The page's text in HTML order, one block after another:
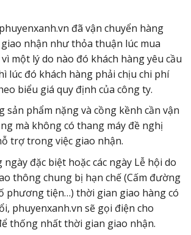
đã vận chuyển hàng
nhận như thỏa thuận lúc mua
một lý do nào đó khách hàng yêu cầu
lúc đó khách hàng phải chịu chi phí
biểu giá quy định của công ty.
sản phẩm nặng và cồng kềnh cần vận
mà không có thang máy đề nghị
trợ trong việc giao nhận.
đặc biệt hoặc các ngày Lễ hội do
thông chung bị hạn chế (Cấm đường
phương tiện…) thời gian giao hàng có
phuyenxanh.vn sẽ gọi điện cho
thống nhất thời gian giao nhận.